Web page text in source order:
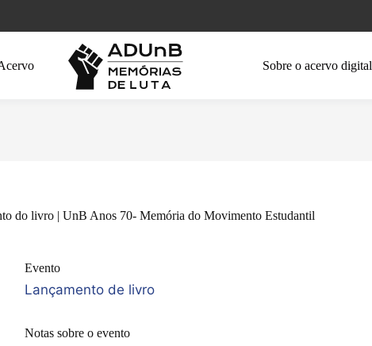
Sobre o acervo digital
do livro | UnB Anos 70- Memória do Movimento Estudantil
Evento
Lançamento de livro
Notas sobre o evento